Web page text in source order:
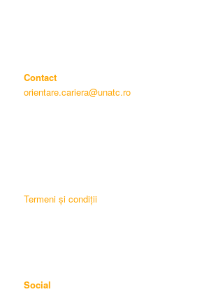
Contact
orientare.cariera@unatc.ro
Termeni și condiții
Social